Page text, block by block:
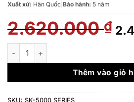
Xuất xứ: Hàn Quốc Bảo hành: 5 năm
2.620.000₫ Giá
Bộ phụ kiện 6 món Sobisung SK-
Thêm vào giỏ
SKU: SK-5000 SERIES